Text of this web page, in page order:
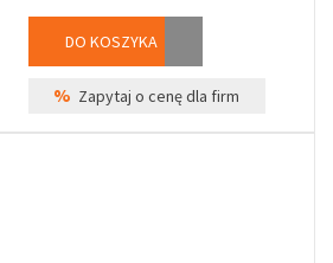
DO KOSZYKA
% Zapytaj o cenę dla firm